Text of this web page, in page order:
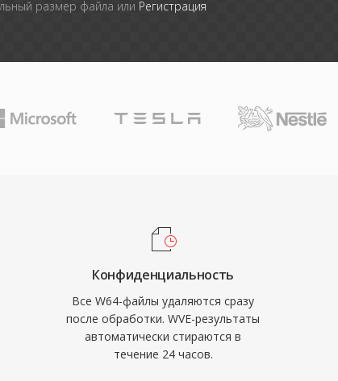
размер файла или Регистрация
Конфиденциальность
Все W64-файлы удаляются сразу
после обработки. WVE-результаты
автоматически стираются в
течение 24 часов.